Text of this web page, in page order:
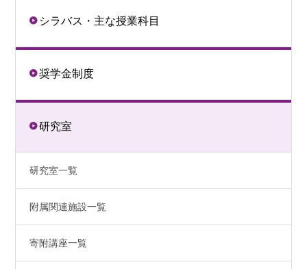
シラバス・主な授業科目
奨学金制度
研究室
研究室一覧
附属関連施設一覧
寄附講座一覧